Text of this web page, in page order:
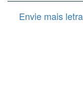
Envie mais